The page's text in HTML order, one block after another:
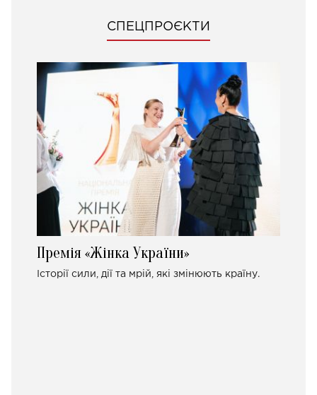
СПЕЦПРОЄКТИ
Премія «Жінка України»
Історії сили, дії та мрій, які змінюють країну.